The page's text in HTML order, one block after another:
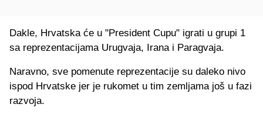
Dakle, Hrvatska će u "President Cupu" igrati u grupi 1
sa reprezentacijama Urugvaja, Irana i Paragvaja.
Naravno, sve pomenute reprezentacije su daleko nivo
ispod Hrvatske jer je rukomet u tim zemljama još u fazi
razvoja.